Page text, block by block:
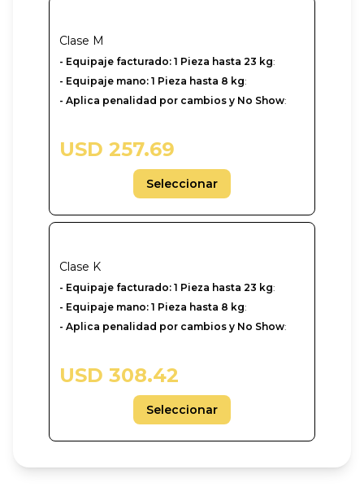
Clase M
- ‎Equipaje facturado: 1 Pieza hasta 23 kg:
- Equipaje mano: 1 Pieza hasta 8 kg:
- Aplica penalidad por cambios y No Show:
USD 257.69
Seleccionar
Clase K
- Equipaje facturado: 1 Pieza hasta 23 kg:
- Equipaje mano: 1 Pieza hasta 8 kg:
- Aplica penalidad por cambios y No Show:
USD 308.42
Seleccionar